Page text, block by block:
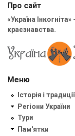
Про сайт
«Україна
краєзнавства.
Меню
Історія і традиції
Регіони України
Тури
Пам'ятки